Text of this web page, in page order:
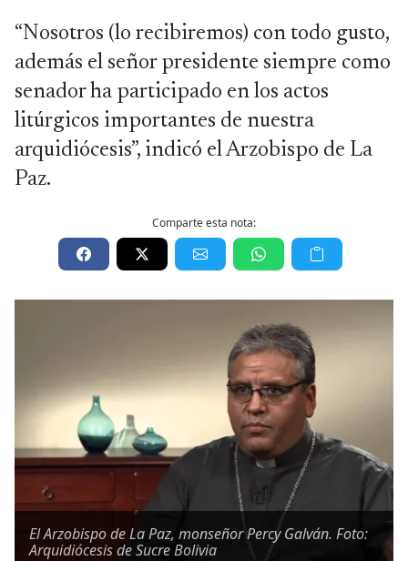
“Nosotros (lo recibiremos) con todo gusto,
además el señor presidente siempre como
senador ha participado en los actos
litúrgicos importantes de nuestra
arquidiócesis”, indicó el Arzobispo de La
Paz.
Comparte esta nota:
El Arzobispo de La Paz, monseñor Percy Galván. Foto:
Arquidiócesis de Sucre Bolivia